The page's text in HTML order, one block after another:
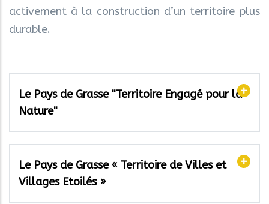
activement à la construction d’un territoire plus
durable.
Le Pays de Grasse "Territoire Engagé pour la
Nature"
Le Pays de Grasse « Territoire de Villes et
Villages Etoilés »